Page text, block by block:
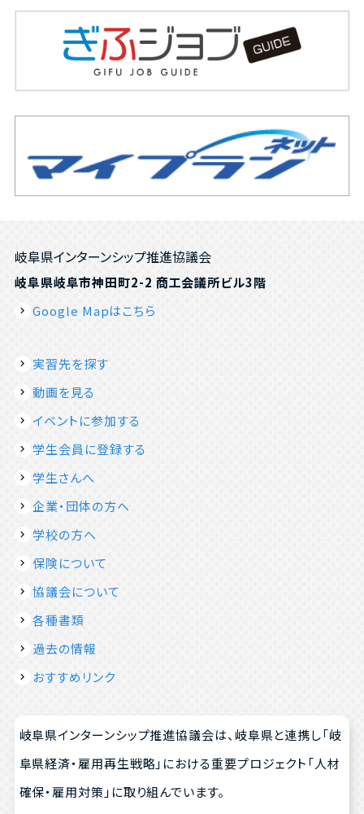
岐阜県インターンシップ推進協議会
岐阜県岐阜市神田町2-2 商工会議所ビル3階
Google Mapはこちら
実習先を探す
動画を見る
イベントに参加する
学生会員に登録する
学生さんへ
企業・団体の方へ
学校の方へ
保険について
協議会について
各種書類
過去の情報
おすすめリンク
岐阜県インターンシップ推進協議会は、岐阜県と連携し「岐
阜県経済・雇用再生戦略」における重要プロジェクト「人材
確保・雇用対策」に取り組んでいます。